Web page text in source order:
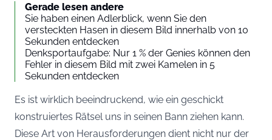
Gerade lesen andere
Sie haben einen Adlerblick, wenn Sie den
versteckten Hasen in diesem Bild innerhalb von 10
Sekunden entdecken
Denksportaufgabe: Nur 1 % der Genies können den
Fehler in diesem Bild mit zwei Kamelen in 5
Sekunden entdecken
Es ist wirklich beeindruckend, wie ein geschickt
konstruiertes Rätsel uns in seinen Bann ziehen kann.
Diese Art von Herausforderungen dient nicht nur der